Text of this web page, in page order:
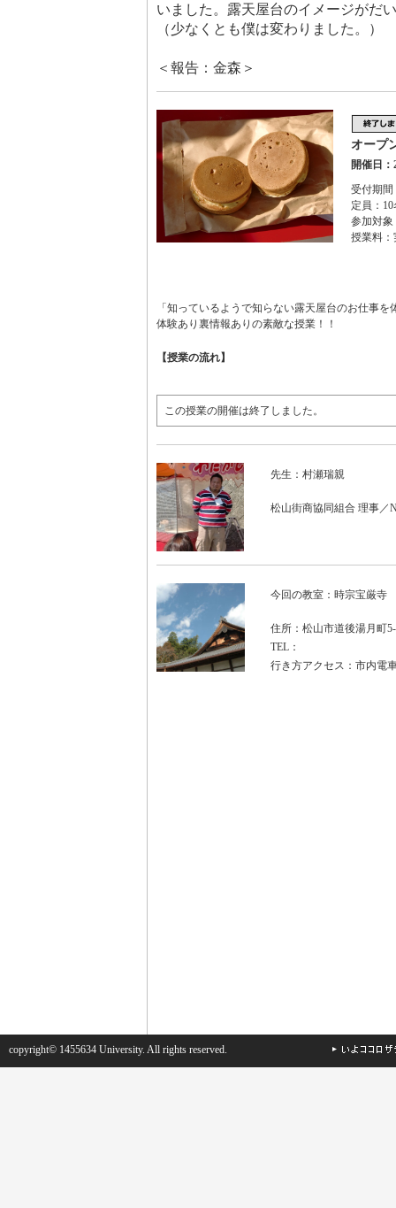
いました。露天屋台のイメージがだ
（少なくとも僕は変わりました。）
＜報告：金森＞
オープ
開催日：
受付期
定員：10
参加対
授業料
「知っているようで知らない露天屋台のお仕事を
体験あり裏情報ありの素敵な授業！！
【授業の流れ】
この授業の開催は終了しました。
先生：村瀬瑞親
松山街商協同組合 理事／
今回の教室：時宗宝厳寺
住所：松山市道後湯月町
TEL：
行き方アクセス：市内電
copyright© 1455634 University. All rights reserved.